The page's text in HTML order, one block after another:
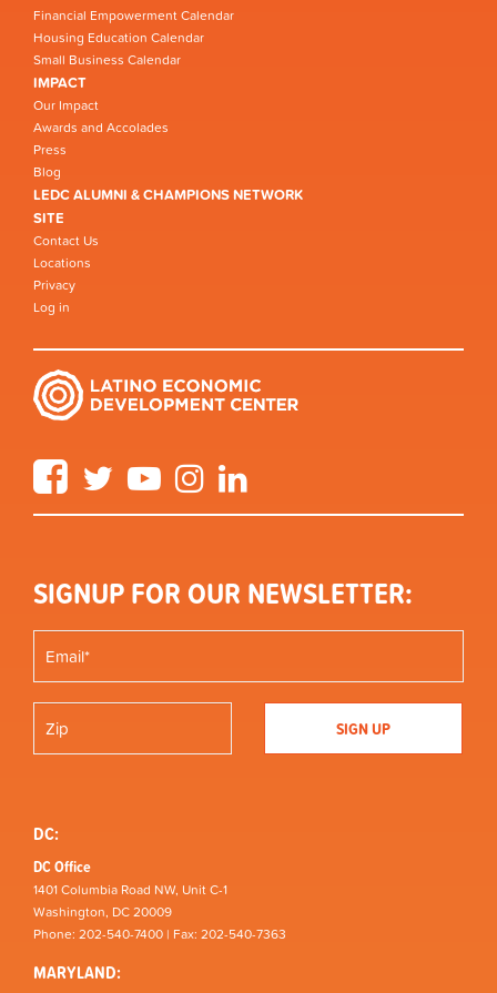
Financial Empowerment Calendar
Housing Education Calendar
Small Business Calendar
IMPACT
Our Impact
Awards and Accolades
Press
Blog
LEDC ALUMNI & CHAMPIONS NETWORK
SITE
Contact Us
Locations
Privacy
Log in
FacebookTwitter YouTube Instagram
SIGNUP FOR OUR NEWSLETTER:
DC:
DC Office
1401 Columbia Road NW, Unit C-1
Washington, DC 20009
Phone: 202-540-7400 | Fax: 202-540-7363
MARYLAND: